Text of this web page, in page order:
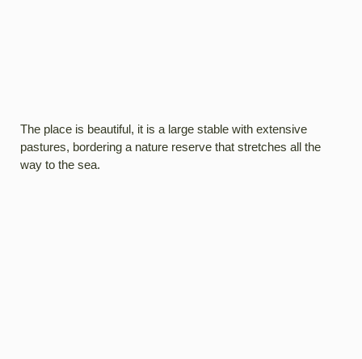
The place is beautiful, it is a large stable with extensive
pastures, bordering a nature reserve that stretches all the
way to the sea.